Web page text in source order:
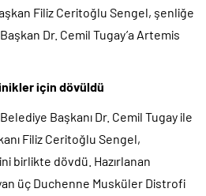
Filiz Ceritoğlu Sengel, şenliğe
Dr. Cemil Tugay’a Artemis
için dövüldü
Başkanı Dr. Cemil Tugay ile
Filiz Ceritoğlu Sengel,
birlikte dövdü. Hazırlanan
üç Duchenne Musküler Distrofi